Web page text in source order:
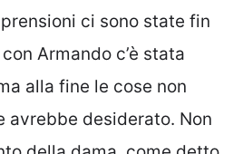
ci sono state fin
Armando c’è stata
alla fine le cose non
avrebbe desiderato. Non